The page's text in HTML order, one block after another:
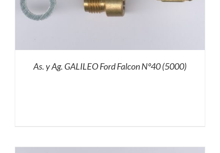
As. y Ag. GALILEO Ford Falcon Nº40 (5000)